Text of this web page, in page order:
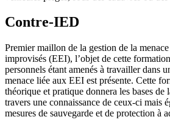
Contre-IED
Premier maillon de la gestion de la
improvisés (EEI), l’objet de cette
personnels étant amenés à travailler dans
menace liée aux EEI est présente. Cette
théorique et pratique donnera les bases de
travers une connaissance de ceux-ci mais
mesures de sauvegarde et de protection à